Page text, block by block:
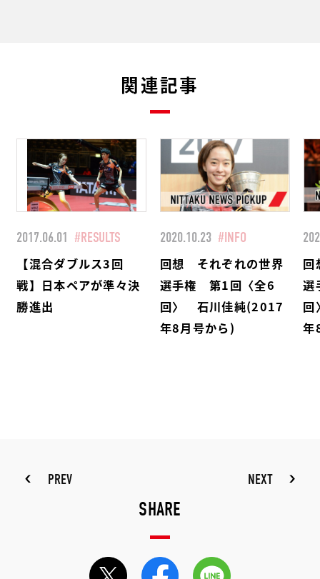
関連記事
2017.06.01 #RESULTS
【混合ダブルス3回
戦】日本ペアが準々決
勝進出
2020.10.23 #INFO
回想 それぞれの世界
選手権 第1回〈全6
回〉 石川佳純(2017
年8月号から)
回
選
年
PREV NEXT
SHARE